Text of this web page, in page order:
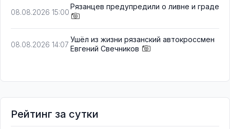
08.08.2026 15:00
Рязанцев предупредили о ливне и граде
08.08.2026 14:07
Ушёл из жизни рязанский автокроссмен
Евгений Свечников
Рейтинг за сутки